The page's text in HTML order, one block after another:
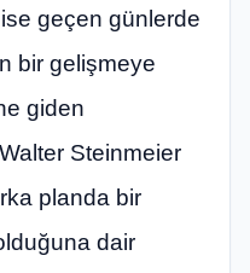
geçen günlerde
bir gelişmeye
giden
Steinmeier
planda bir
dair